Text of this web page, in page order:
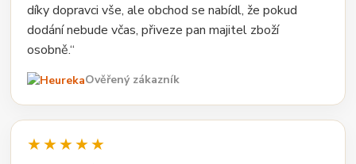
díky dopravci vše, ale obchod se nabídl, že pokud
dodání nebude včas, přiveze pan majitel zboží
osobně.“
Ověřený zákazník
★★★★★